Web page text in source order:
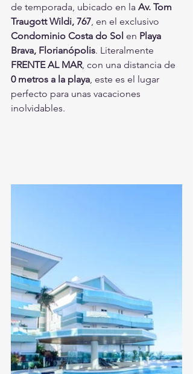
de temporada, ubicado en la Av. Tom
Traugott Wildi, 767, en el exclusivo
Condominio Costa do Sol en Playa
Brava, Florianópolis. Literalmente
FRENTE AL MAR, con una distancia de
0 metros a la playa, este es el lugar
perfecto para unas vacaciones
inolvidables.